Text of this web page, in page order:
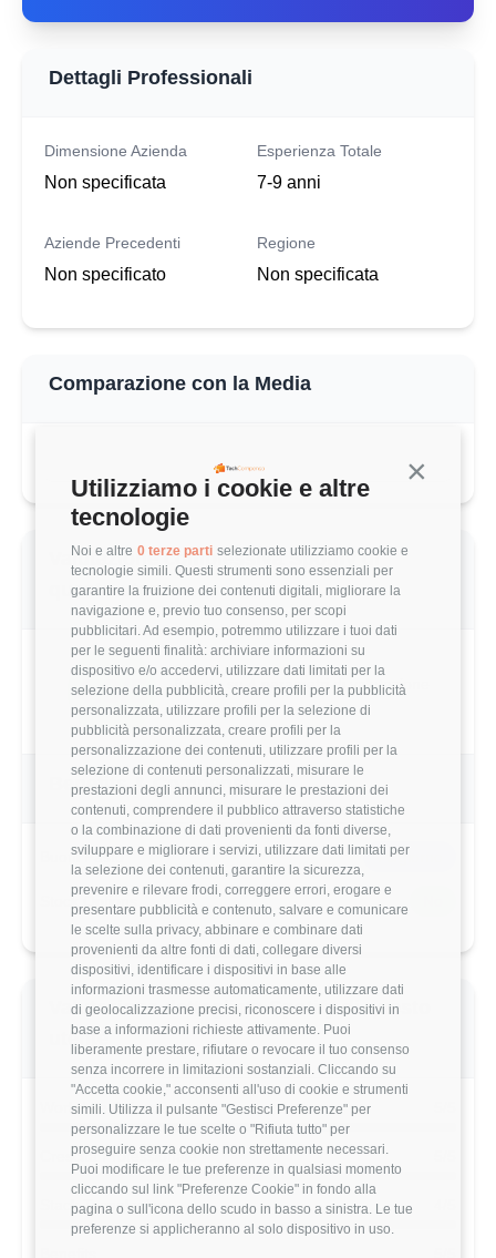
Continua
Utilizziamo i cookie e altre
tecnologie
Noi e altre 0 terze parti selezionate utilizziamo cookie e
tecnologie simili. Questi strumenti sono essenziali per
garantire la fruizione dei contenuti digitali, migliorare la
navigazione e, previo tuo consenso, per scopi
pubblicitari. Ad esempio, potremmo utilizzare i tuoi dati
per le seguenti finalità: archiviare informazioni su
dispositivo e/o accedervi, utilizzare dati limitati per la
selezione della pubblicità, creare profili per la pubblicità
personalizzata, utilizzare profili per la selezione di
pubblicità personalizzata, creare profili per la
personalizzazione dei contenuti, utilizzare profili per la
selezione di contenuti personalizzati, misurare le
prestazioni degli annunci, misurare le prestazioni dei
contenuti, comprendere il pubblico attraverso statistiche
o la combinazione di dati provenienti da fonti diverse,
sviluppare e migliorare i servizi, utilizzare dati limitati per
la selezione dei contenuti, garantire la sicurezza,
prevenire e rilevare frodi, correggere errori, erogare e
presentare pubblicità e contenuto, salvare e comunicare
le scelte sulla privacy, abbinare e combinare dati
provenienti da altre fonti di dati, collegare diversi
dispositivi, identificare i dispositivi in base alle
informazioni trasmesse automaticamente, utilizzare dati
di geolocalizzazione precisi, riconoscere i dispositivi in
base a informazioni richieste attivamente. Puoi
liberamente prestare, rifiutare o revocare il tuo consenso
senza incorrere in limitazioni sostanziali. Cliccando su
"Accetta cookie," acconsenti all'uso di cookie e strumenti
simili. Utilizza il pulsante "Gestisci Preferenze" per
personalizzare le tue scelte o "Rifiuta tutto" per
proseguire senza cookie non strettamente necessari.
Puoi modificare le tue preferenze in qualsiasi momento
cliccando sul link "Preferenze Cookie" in fondo alla
pagina o sull'icona dello scudo in basso a sinistra. Le tue
preferenze si applicheranno al solo dispositivo in uso.
Dettagli Professionali
Dimensione Azienda
Non specificata
Esperienza Totale
7-9 anni
Aziende Precedenti
Non specificato
Regione
Non specificata
Comparazione con la Media
Valutazione complessiva Spotify di
questo utente
4.8/5 Basato su 4 parametri di valutazione
Benefits & Compensi
Buoni Pasto 7€/giorno
Stock Options
Valutazione dettagliata Spotify di questo
utente
Work-Life Balance
Crescita Professionale
Stack Tecnologico